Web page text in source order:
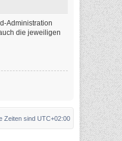
Administration
die jeweiligen
Zeiten sind UTC+02:00